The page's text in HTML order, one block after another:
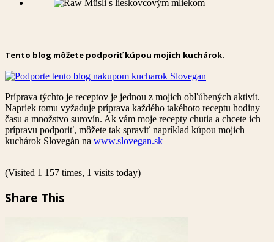
Tento blog môžete podporiť kúpou mojich kuchárok.
Príprava týchto je receptov je jednou z mojich obľúbených aktivít.
Napriek tomu vyžaduje príprava každého takéhoto receptu hodiny
času a množstvo surovín. Ak vám moje recepty chutia a chcete ich
prípravu podporiť, môžete tak spraviť napríklad kúpou mojich
kuchárok Slovegán na www.slovegan.sk
(Visited 1 157 times, 1 visits today)
Share This